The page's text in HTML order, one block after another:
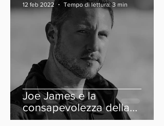
Joe James e la
consapevolezza della
neurodiversità
12 feb 2022
Tempo di lettura: 3 min